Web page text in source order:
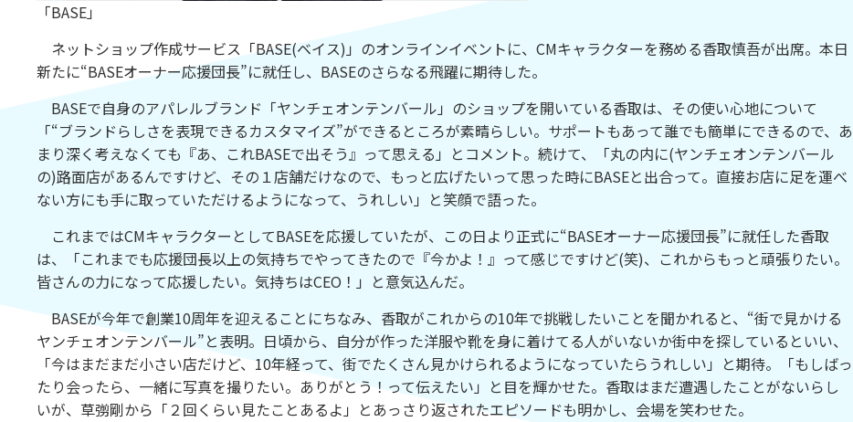
「BASE」
ネットショップ作成サービス「BASE(ベイス)」のオンラインイベントに、CMキャラクターを務める香取慎吾が出席。本日
新たに“BASEオーナー応援団長”に就任し、BASEのさらなる飛躍に期待した。
BASEで自身のアパレルブランド「ヤンチェオンテンバール」のショップを開いている香取は、その使い心地について
「“ブランドらしさを表現できるカスタマイズ”ができるところが素晴らしい。サポートもあって誰でも簡単にできるので、あ
まり深く考えなくても『あ、これBASEで出そう』って思える」とコメント。続けて、「丸の内に(ヤンチェオンテンバール
の)路面店があるんですけど、その１店舗だけなので、もっと広げたいって思った時にBASEと出合って。直接お店に足を運べ
ない方にも手に取っていただけるようになって、うれしい」と笑顔で語った。
これまではCMキャラクターとしてBASEを応援していたが、この日より正式に“BASEオーナー応援団長”に就任した香取
は、「これまでも応援団長以上の気持ちでやってきたので『今かよ！』って感じですけど(笑)、これからもっと頑張りたい。
皆さんの力になって応援したい。気持ちはCEO！」と意気込んだ。
BASEが今年で創業10周年を迎えることにちなみ、香取がこれからの10年で挑戦したいことを聞かれると、“街で見かける
ヤンチェオンテンバール”と表明。日頃から、自分が作った洋服や靴を身に着けてる人がいないか街中を探しているといい、
「今はまだまだ小さい店だけど、10年経って、街でたくさん見かけられるようになっていたらうれしい」と期待。「もしばっ
たり会ったら、一緒に写真を撮りたい。ありがとう！って伝えたい」と目を輝かせた。香取はまだ遭遇したことがないらし
いが、草彅剛から「２回くらい見たことあるよ」とあっさり返されたエピソードも明かし、会場を笑わせた。